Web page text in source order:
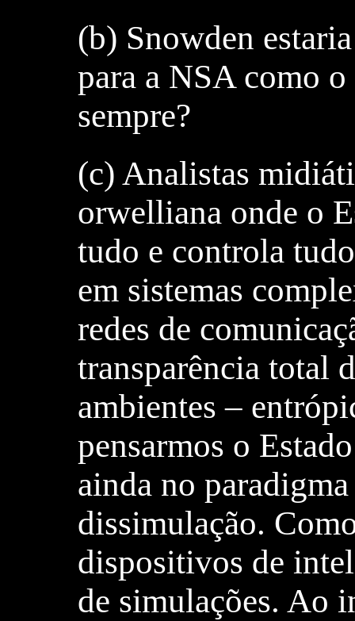
(b) Snowden
para a NSA como
sempre?
(c) Analistas
orwelliana onde o
tudo e controla
em sistemas
redes de
transparência total
ambientes –
pensarmos o
ainda no
dissimulação.
dispositivos de
de simulações. Ao